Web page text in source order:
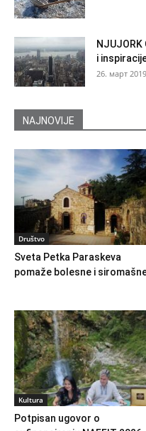
i
26. март
NAJNOVIJE
Društvo
Sveta Petka Paraskeva
pomaže bolesne i
Kultura
Potpisan ugovor o